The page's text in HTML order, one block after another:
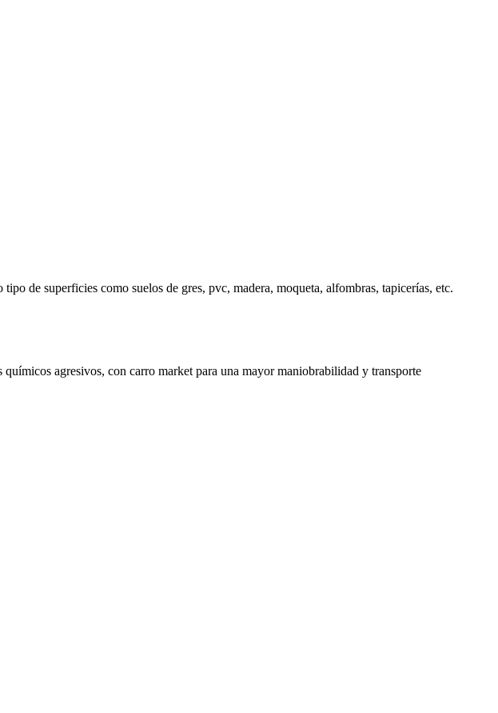
de superficies como suelos de gres, pvc, madera, moqueta, alfombras, tapicerías, etc.
agresivos, con carro market para una mayor maniobrabilidad y transporte